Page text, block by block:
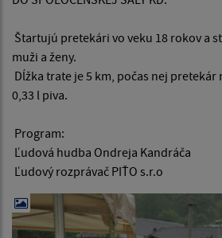
Štartujú pretekári vo veku 18 rokov a
muži a ženy.
Dĺžka trate je 5 km, počas nej
0,33 l piva.
Program:
Ľudová hudba Ondreja Kandráča
Ľudový rozprávač PIŤO s.r.o